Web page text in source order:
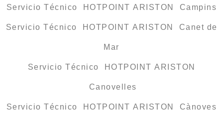
Servicio Técnico HOTPOINT ARISTON Campins
Servicio Técnico HOTPOINT ARISTON Canet de
Mar
Servicio Técnico HOTPOINT ARISTON
Canovelles
Servicio Técnico HOTPOINT ARISTON Cànoves